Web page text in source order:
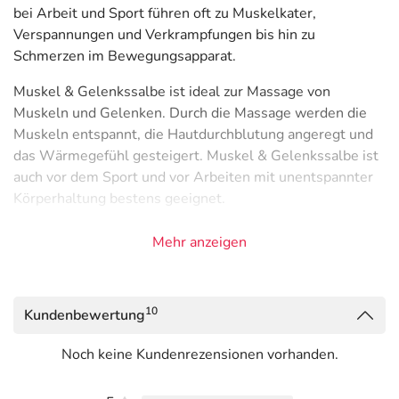
bei Arbeit und Sport führen oft zu Muskelkater,
Verspannungen und Verkrampfungen bis hin zu
Schmerzen im Bewegungsapparat.
Muskel & Gelenkssalbe ist ideal zur Massage von
Muskeln und Gelenken. Durch die Massage werden die
Muskeln entspannt, die Hautdurchblutung angeregt und
das Wärmegefühl gesteigert. Muskel & Gelenkssalbe ist
auch vor dem Sport und vor Arbeiten mit unentspannter
Körperhaltung bestens geeignet.
Auftragen die Haut nicht dicht abdecken.
Hinweise
Mehr anzeigen
Kundenbewertung10
Noch keine Kundenrezensionen vorhanden.